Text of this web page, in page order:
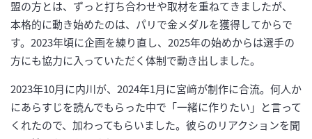
盟の方とは、ずっと打ち合わせや取材を重ねてきましたが、
本格的に動き始めたのは、パリで金メダルを獲得してからで
す。2023年頃に企画を練り直し、2025年の始めからは選手の
方にも協力に入っていただく体制で動き出しました。
2023年10月に内川が、2024年1月に宮﨑が制作に合流。何人か
にあらすじを読んでもらった中で「一緒に作りたい」と言って
くれたので、加わってもらいました。彼らのリアクションを聞